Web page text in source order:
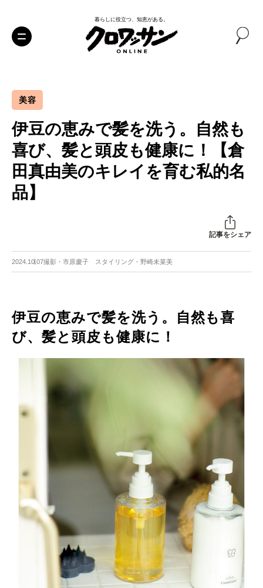
暮らしに役立つ、知恵がある。
美容
伊豆の恵みで髪を洗う。自然も
喜び、髪と頭皮も健康に！【倉
田真由美のキレイを育む私的名
品】
記事をシェア
2024.10.07撮影・市原慶子 スタイリング・野崎未菜美
伊豆の恵みで髪を洗う。自然も喜
び、髪と頭皮も健康に！